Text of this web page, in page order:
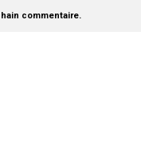
commentaire.